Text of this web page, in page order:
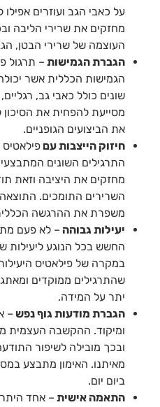
על כאבי הגב ועוזרים
מחזקים את שרירי הליבה
העוצמה של שרירי הבטן,
הגברת הגמישות – תרגול
הגמישות הכללית אשר
שונים כולל כאבי גב,
מסייעת להפחית את הסיכון
את הביצועים הגופניים.
חיזוק הייצבות עם
התרגילים השונים
מחזקים את היציבה וזאת
השרירים התומכים.
משפרת את ההרגשה
יעילות גבוהה – לא פעם
החשש בכל הנוגע ליעילות
במקרה של פילאטיס
שהתרגילים ממוקדים
יתר על המידה.
הגברת מודעות גוף נפש –
ומיקוד. ההקשבה העצמית
ובכך מובילה לשיפור
מאיתנו. האימון מתבצע
ביום יום.
התאמה אישית – אחד